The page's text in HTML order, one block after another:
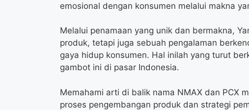
emosional dengan konsumen melalui makna
Melalui penamaan yang unik dan bermakna,
produk, tetapi juga sebuah pengalaman
gaya hidup konsumen. Hal inilah yang turut
gambot ini di pasar Indonesia.
Memahami arti di balik nama NMAX dan PCX
proses pengembangan produk dan strategi